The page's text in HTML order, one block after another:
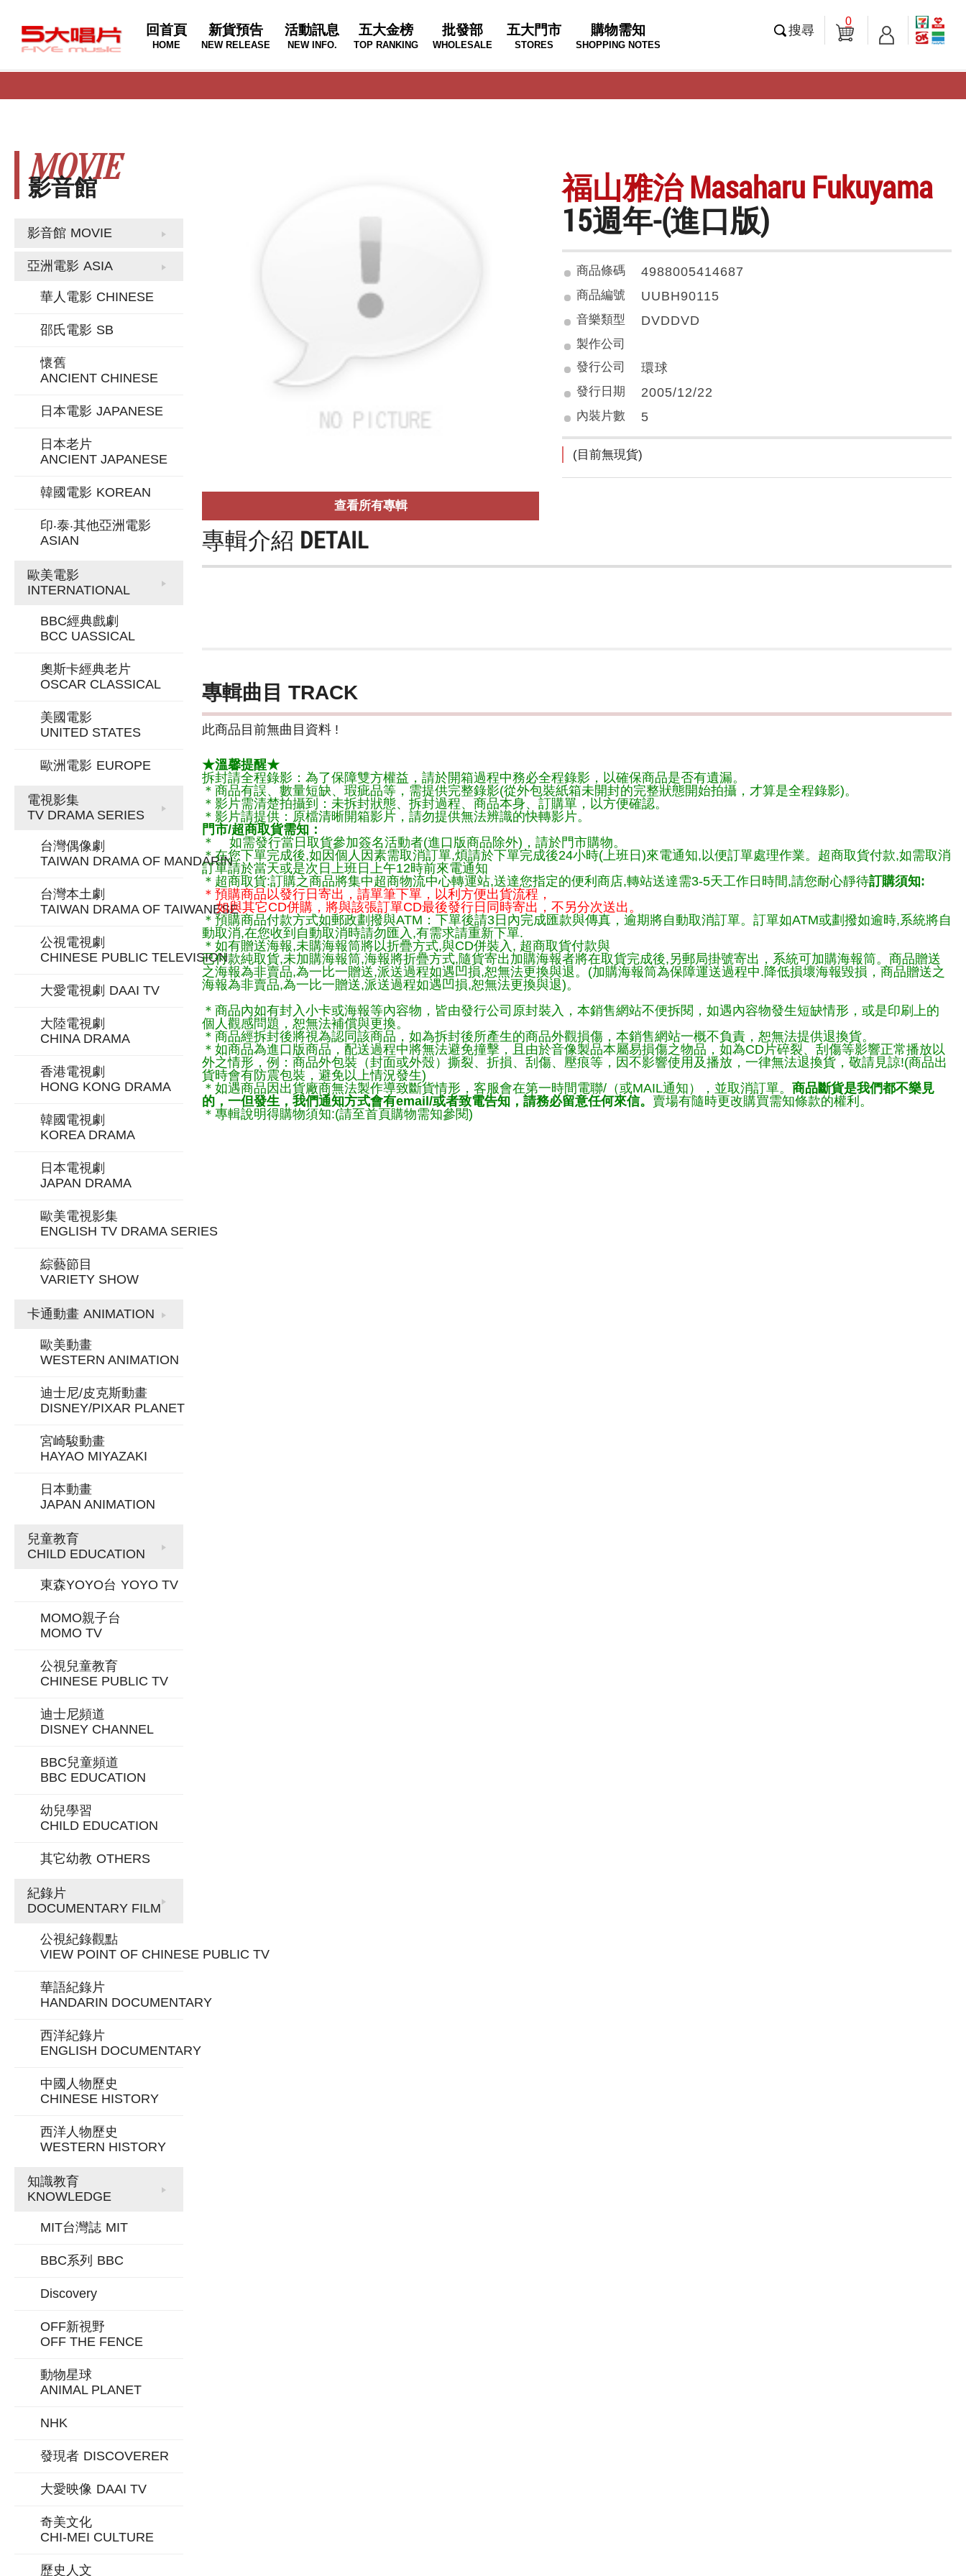
回首頁
HOME
新貨預告
NEW RELEASE
活動訊息
NEW INFO.
五大金榜
TOP RANKING
批發部
WHOLESALE
五大門市
STORES
購物需知
SHOPPING NOTES
搜尋
0
影音館
MOVIE
影音館 MOVIE
亞洲電影 ASIA
華人電影 CHINESE
邵氏電影 SB
懷舊
ANCIENT CHINESE
日本電影 JAPANESE
日本老片
ANCIENT JAPANESE
韓國電影 KOREAN
印‧泰‧其他亞洲電影
ASIAN
歐美電影
INTERNATIONAL
BBC經典戲劇
BCC UASSICAL
奧斯卡經典老片
OSCAR CLASSICAL
美國電影
UNITED STATES
歐洲電影 EUROPE
電視影集
TV DRAMA SERIES
台灣偶像劇
TAIWAN DRAMA OF MANDARIN
台灣本土劇
TAIWAN DRAMA OF TAIWANESE
公視電視劇
CHINESE PUBLIC TELEVISION
大愛電視劇 DAAI TV
大陸電視劇
CHINA DRAMA
香港電視劇
HONG KONG DRAMA
韓國電視劇
KOREA DRAMA
日本電視劇
JAPAN DRAMA
歐美電視影集
ENGLISH TV DRAMA SERIES
綜藝節目
VARIETY SHOW
卡通動畫 ANIMATION
歐美動畫
WESTERN ANIMATION
迪士尼/皮克斯動畫
DISNEY/PIXAR PLANET
宮崎駿動畫
HAYAO MIYAZAKI
日本動畫
JAPAN ANIMATION
兒童教育
CHILD EDUCATION
東森YOYO台 YOYO TV
MOMO親子台
MOMO TV
公視兒童教育
CHINESE PUBLIC TV
迪士尼頻道
DISNEY CHANNEL
BBC兒童頻道
BBC EDUCATION
幼兒學習
CHILD EDUCATION
其它幼教 OTHERS
紀錄片
DOCUMENTARY FILM
公視紀錄觀點
VIEW POINT OF CHINESE PUBLIC TV
華語紀錄片
HANDARIN DOCUMENTARY
西洋紀錄片
ENGLISH DOCUMENTARY
中國人物歷史
CHINESE HISTORY
西洋人物歷史
WESTERN HISTORY
知識教育
KNOWLEDGE
MIT台灣誌 MIT
BBC系列 BBC
Discovery
OFF新視野
OFF THE FENCE
動物星球
ANIMAL PLANET
NHK
發現者 DISCOVERER
大愛映像 DAAI TV
奇美文化
CHI-MEI CULTURE
歷史人文
查看所有專輯
福山雅治 Masaharu Fukuyama
15週年-(進口版)
商品條碼 4988005414687
商品編號 UUBH90115
音樂類型 DVDDVD
製作公司
發行公司
環球
發行日期 2005/12/22
內裝片數 5
(目前無現貨)
專輯介紹 DETAIL
專輯曲目 TRACK
此商品目前無曲目資料 !
★溫馨提醒★
拆封請全程錄影：為了保障雙方權益，請於開箱過程中務必全程錄影，以確保商品是否有遺漏。
＊商品有誤、數量短缺、瑕疵品等，需提供完整錄影(從外包裝紙箱未開封的完整狀態開始拍攝，才算是全程錄影)。
＊影片需清楚拍攝到：未拆封狀態、拆封過程、商品本身、訂購單，以方便確認。
＊影片請提供：原檔清晰開箱影片，請勿提供無法辨識的快轉影片。
門市/超商取貨需知：
＊ 如需發行當日取貨參加簽名活動者(進口版商品除外)，請於門市購物。
＊在您下單完成後,如因個人因素需取消訂單,煩請於下單完成後24小時(上班日)來電通知,以便訂單處理作業。超商取貨付款,如需取消
訂單請於當天或是次日上班日上午12時前來電通知
＊超商取貨:訂購之商品將集中超商物流中心轉運站,送達您指定的便利商店,轉站送達需3-5天工作日時間,請您耐心靜待訂購須知:
＊預購商品以發行日寄出，請單筆下單，以利方便出貨流程，
如與其它CD併購，將與該張訂單CD最後發行日同時寄出，不另分次送出。
＊預購商品付款方式如郵政劃撥與ATM：下單後請3日內完成匯款與傳真，逾期將自動取消訂單。訂單如ATM或劃撥如逾時,系統將自
動取消,在您收到自動取消時請勿匯入,有需求請重新下單.
＊如有贈送海報,未購海報筒將以折疊方式,與CD併裝入, 超商取貨付款與
已付款純取貨,未加購海報筒,海報將折疊方式,隨貨寄出加購海報者將在取貨完成後,另郵局掛號寄出，系統可加購海報筒。商品贈送
之海報為非賣品,為一比一贈送,派送過程如遇凹損,恕無法更換與退。(加購海報筒為保障運送過程中.降低損壞海報毀損，商品贈送之
海報為非賣品,為一比一贈送,派送過程如遇凹損,恕無法更換與退)。
＊商品內如有封入小卡或海報等內容物，皆由發行公司原封裝入，本銷售網站不便拆閱，如遇內容物發生短缺情形，或是印刷上的
個人觀感問題，恕無法補償與更換。
＊商品經拆封後將視為認同該商品，如為拆封後所產生的商品外觀損傷，本銷售網站一概不負責，恕無法提供退換貨。
＊如商品為進口版商品，配送過程中將無法避免撞擊，且由於音像製品本屬易損傷之物品，如為CD片碎裂、刮傷等影響正常播放以
外之情形，例：商品外包裝（封面或外殼）撕裂、折損、刮傷、壓痕等，因不影響使用及播放，一律無法退換貨，敬請見諒!(商品出
貨時會有防震包裝，避免以上情況發生)
＊如遇商品因出貨廠商無法製作導致斷貨情形，客服會在第一時間電聯/（或MAIL通知），並取消訂單。 商品斷貨是我們都不樂見
的，一但發生，我們通知方式會有email/或者致電告知，請務必留意任何來信。 賣場有隨時更改購買需知條款的權利。
＊專輯說明得購物須知:(請至首頁購物需知參閱)